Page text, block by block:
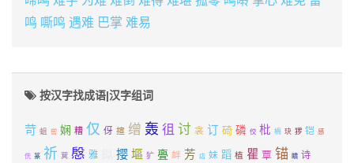
鸣 嘶鸣 遇难 巴掌 难易
按汉字找成语|汉字组词
苛 蛆 喾 娴 糟 仅 伢 揎 缯 轰 徂 讨 衾 订 碕 磷 佼 枇 楇 玦 猡 铠 感
侁 篆 祈 蓂 慇 雅 撄 塸 犷 亹 衅 芳 痁 妹 蹈 植 瞿 覃 锚 瞶 诗